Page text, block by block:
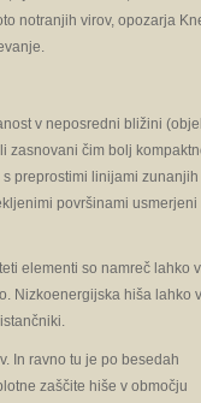
notranjih virov, opozarja
v neposredni bližini
zasnovani čim bolj
preprostimi linijami zunanjih
površinami usmerjeni
elementi so namreč lahko
Nizkoenergijska hiša lahko
In ravno tu je po besedah
zaščite hiše v območju